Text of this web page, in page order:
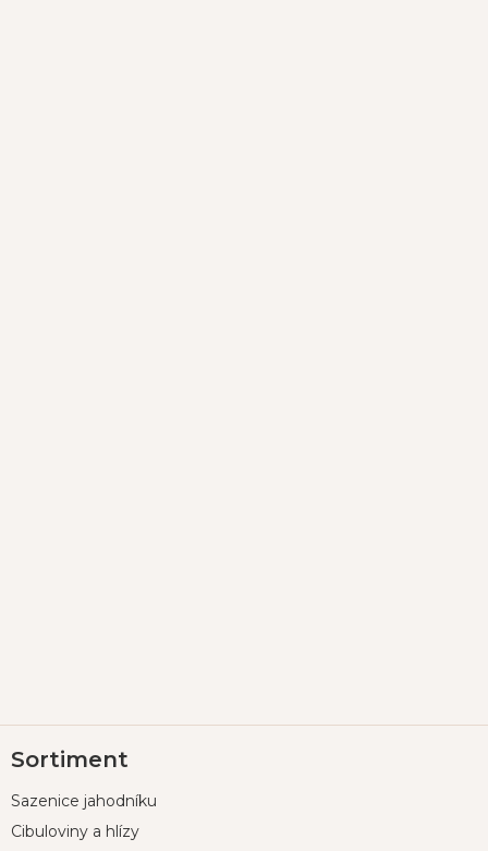
á
a
Sortiment
Sazenice jahodníku
Cibuloviny a hlízy